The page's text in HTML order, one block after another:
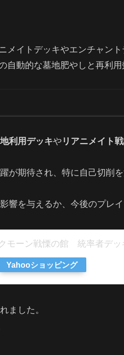
メイトデッキやエンチャント
自動的な墓地肥やしと再利
利用デッキや リアニメイト
が期待され、特に自己切削
響を与えるか、今後のプレ
モーン戦慄の館 統率者デッ
Yahooショッピング
ました。